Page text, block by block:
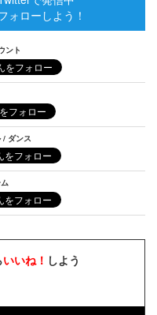
ォローしよう！
ント
/ ダンス
いいね！ しよう